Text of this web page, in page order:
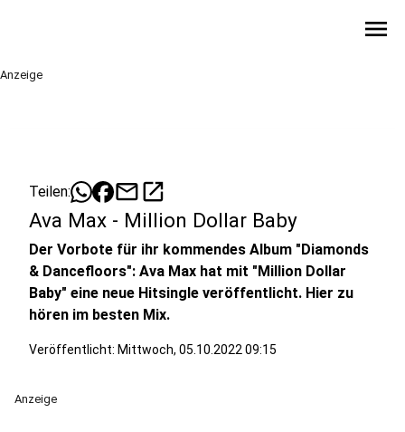
menu
Anzeige
Teilen: mailopen_in_new
Ava Max - Million Dollar Baby
Der Vorbote für ihr kommendes Album "Diamonds
& Dancefloors": Ava Max hat mit "Million Dollar
Baby" eine neue Hitsingle veröffentlicht. Hier zu
hören im besten Mix.
Veröffentlicht: Mittwoch, 05.10.2022 09:15
Anzeige